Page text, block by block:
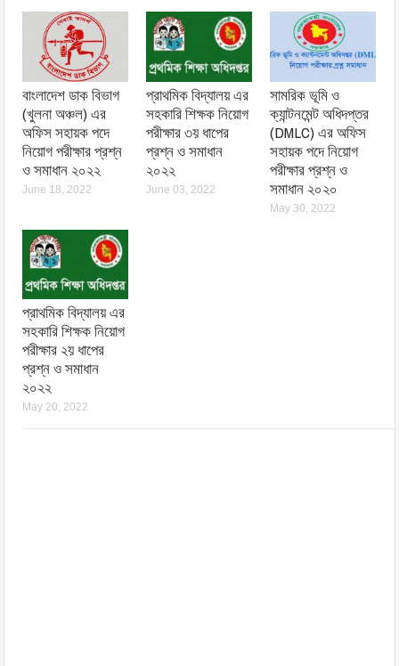
বাংলাদেশ ডাক বিভাগ
(খুলনা অঞ্চল) এর
অফিস সহায়ক পদে
নিয়োগ পরীক্ষার প্রশ্ন
ও সমাধান ২০২২
June 18, 2022
প্রাথমিক বিদ্যালয় এর
সহকারি শিক্ষক নিয়োগ
পরীক্ষার ৩য় ধাপের
প্রশ্ন ও সমাধান
২০২২
June 03, 2022
সামরিক ভূমি ও
ক্যান্টনমেন্ট অধিদপ্তর
(DMLC) এর অফিস
সহায়ক পদে নিয়োগ
পরীক্ষার প্রশ্ন ও
সমাধান ২০২০
May 30, 2022
প্রাথমিক বিদ্যালয় এর
সহকারি শিক্ষক নিয়োগ
পরীক্ষার ২য় ধাপের
প্রশ্ন ও সমাধান
২০২২
May 20, 2022